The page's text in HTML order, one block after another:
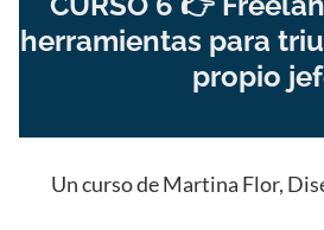
herramientas para
propio
Un curso de Martina Flor,